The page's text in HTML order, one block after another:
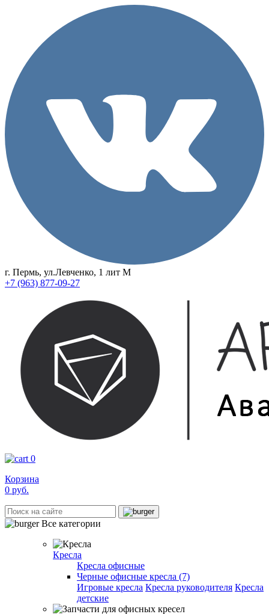
г. Пермь, ул.Левченко, 1 лит М
+7 (963) 877-09-27
0
Корзина
0 руб.
Все категории
Кресла
Кресла офисные
Черные офисные кресла (7)
Игровые кресла Кресла руководителя Кресла
детские